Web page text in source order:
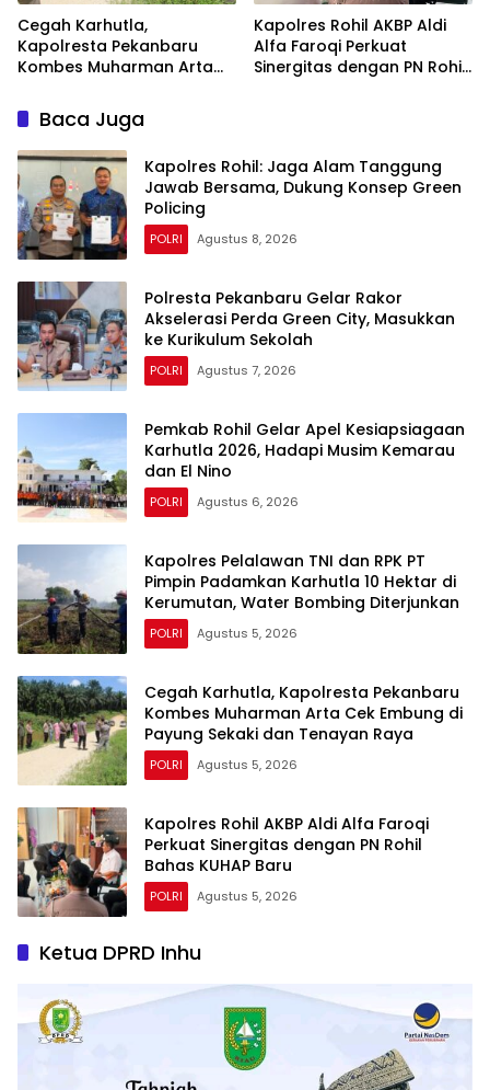
Cegah Karhutla,
Kapolresta Pekanbaru
Kombes Muharman Arta
Sekaki dan Tenayan Raya
Kapolres Rohil AKBP Aldi
Alfa Faroqi Perkuat
Sinergitas dengan PN Rohil
Baca Juga
Kapolres Rohil: Jaga Alam Tanggung
Jawab Bersama, Dukung Konsep Green
Policing
POLRI Agustus 8, 2026
Polresta Pekanbaru Gelar Rakor
Akselerasi Perda Green City, Masukkan
ke Kurikulum Sekolah
POLRI Agustus 7, 2026
Pemkab Rohil Gelar Apel Kesiapsiagaan
Karhutla 2026, Hadapi Musim Kemarau
dan El Nino
POLRI Agustus 6, 2026
Kapolres Pelalawan TNI dan RPK PT
Pimpin Padamkan Karhutla 10 Hektar di
Kerumutan, Water Bombing Diterjunkan
POLRI Agustus 5, 2026
Cegah Karhutla, Kapolresta Pekanbaru
Kombes Muharman Arta Cek Embung di
Payung Sekaki dan Tenayan Raya
POLRI Agustus 5, 2026
Kapolres Rohil AKBP Aldi Alfa Faroqi
Perkuat Sinergitas dengan PN Rohil
Bahas KUHAP Baru
POLRI Agustus 5, 2026
Ketua DPRD Inhu